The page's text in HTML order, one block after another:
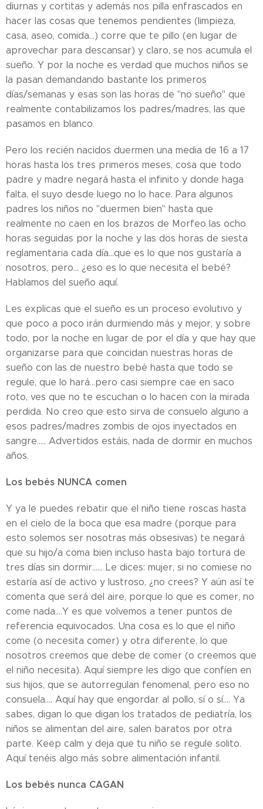
diurnas y cortitas y además nos pilla enfrascados en
hacer las cosas que tenemos pendientes (limpieza,
casa, aseo, comida...) corre que te pillo (en lugar de
aprovechar para descansar) y claro, se nos acumula el
sueño. Y por la noche es verdad que muchos niños se
la pasan demandando bastante los primeros
días/semanas y esas son las horas de "no sueño" que
realmente contabilizamos los padres/madres, las que
pasamos en blanco.
Pero los recién nacidos duermen una media de 16 a 17
horas hasta los tres primeros meses, cosa que todo
padre y madre negará hasta el infinito y donde haga
falta, el suyo desde luego no lo hace. Para algunos
padres los niños no "duermen bien" hasta que
realmente no caen en los brazos de Morfeo las ocho
horas seguidas por la noche y las dos horas de siesta
reglamentaria cada día...que es lo que nos gustaría a
nosotros, pero... ¿eso es lo que necesita el bebé?
Hablamos del sueño aquí.
Les explicas que el sueño es un proceso evolutivo y
que poco a poco irán durmiendo más y mejor, y sobre
todo, por la noche en lugar de por el día y que hay que
organizarse para que coincidan nuestras horas de
sueño con las de nuestro bebé hasta que todo se
regule, que lo hará...pero casi siempre cae en saco
roto, ves que no te escuchan o lo hacen con la mirada
perdida. No creo que esto sirva de consuelo alguno a
esos padres/madres zombis de ojos inyectados en
sangre..... Advertidos estáis, nada de dormir en muchos
años.
Los bebés NUNCA comen
Y ya le puedes rebatir que el niño tiene roscas hasta
en el cielo de la boca que esa madre (porque para
esto solemos ser nosotras más obsesivas) te negará
que su hijo/a coma bien incluso hasta bajo tortura de
tres días sin dormir...... Le dices: mujer, si no comiese no
estaría así de activo y lustroso, ¿no crees? Y aún así te
comenta que será del aire, porque lo que es comer, no
come nada....Y es que volvemos a tener puntos de
referencia equivocados. Una cosa es lo que el niño
come (o necesita comer) y otra diferente, lo que
nosotros creemos que debe de comer (o creemos que
el niño necesita). Aquí siempre les digo que confíen en
sus hijos, que se autorregulan fenomenal, pero eso no
consuela.... Aquí hay que engordar al pollo, sí o sí.... Ya
sabes, digan lo que digan los tratados de pediatría, los
niños se alimentan del aire, salen baratos por otra
parte. Keep calm y deja que tu niño se regule solito.
Aquí tenéis algo más sobre alimentación infantil.
Los bebés nunca CAGAN